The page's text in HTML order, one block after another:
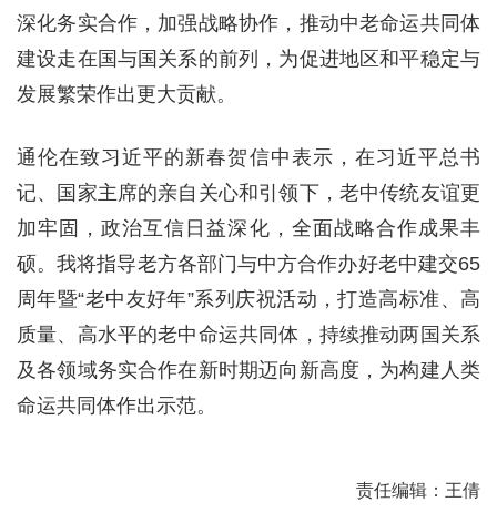
深化务实合作，加强战略协作，推动中老命运共同体
建设走在国与国关系的前列，为促进地区和平稳定与
发展繁荣作出更大贡献。
通伦在致习近平的新春贺信中表示，在习近平总书
记、国家主席的亲自关心和引领下，老中传统友谊更
加牢固，政治互信日益深化，全面战略合作成果丰
硕。我将指导老方各部门与中方合作办好老中建交65
周年暨“老中友好年”系列庆祝活动，打造高标准、高
质量、高水平的老中命运共同体，持续推动两国关系
及各领域务实合作在新时期迈向新高度，为构建人类
命运共同体作出示范。
责任编辑：王倩